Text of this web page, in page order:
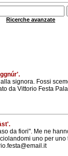
Ricerche avanzate
signora. Fossi
da Vittorio Festa
da fiori". Me ne
uno per uno